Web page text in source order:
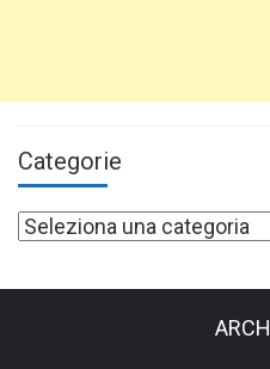
Categorie
Categorie